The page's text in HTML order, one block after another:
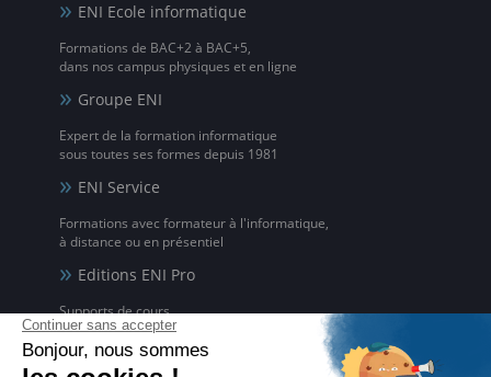
ENI Ecole informatique
Formations de BAC+2 à BAC+5,
dans nos campus physiques et en ligne
Groupe ENI
Expert de la formation informatique
sous toutes ses formes depuis 1981
ENI Service
Formations avec formateur à l'informatique,
à distance ou en présentiel
Editions ENI Pro
Supports de cours
pour les organismes de formation
ENI elearning